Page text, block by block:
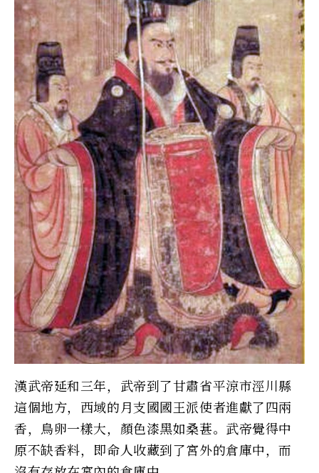
漢武帝延和三年，武帝到了甘肅省平涼市涇川縣
這個地方，西域的月支國國王派使者進獻了四兩
香，鳥卵一樣大，顏色漆黑如桑葚。武帝覺得中
原不缺香料，即命人收藏到了宮外的倉庫中，而